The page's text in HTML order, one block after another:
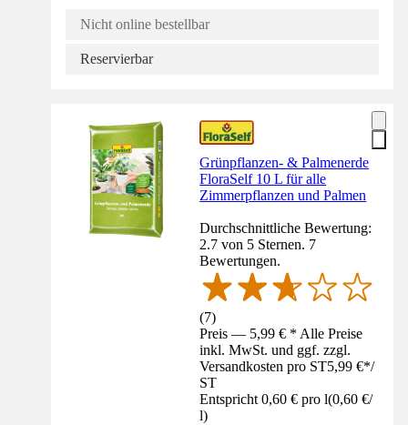
Nicht online bestellbar
Reservierbar
Grünpflanzen- & Palmenerde
FloraSelf 10 L für alle
Zimmerpflanzen und Palmen
Durchschnittliche Bewertung:
2.7 von 5 Sternen. 7
Bewertungen.
(7)
Preis — 5,99 € * Alle Preise
inkl. MwSt. und ggf. zzgl.
Versandkosten pro ST5,99 €*/
ST
Entspricht 0,60 € pro l(0,60 €/
l)